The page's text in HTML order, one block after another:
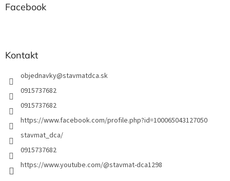
Facebook
Kontakt
objednavky@stavmatdca.sk
0915737682
0915737682
https://www.facebook.com/profile.php?id=100065043127050
stavmat_dca/
0915737682
https://www.youtube.com/@stavmat-dca1298